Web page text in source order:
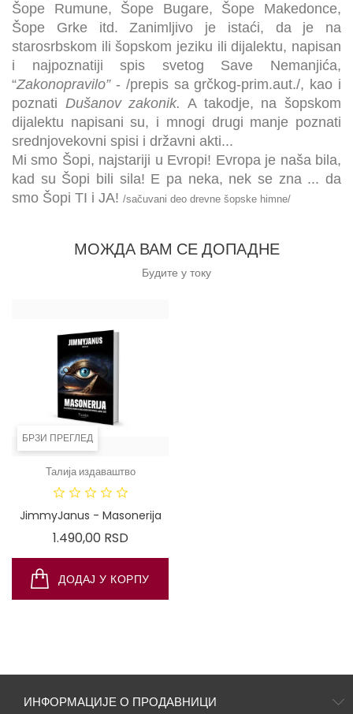
Šope Rumune, Šope Bugare, Šope Makedonce,
Šope Grke itd. Zanimljivo je istaći, da je na
starosrbskom ili šopskom jeziku ili dijalektu, napisan
i najpoznatiji spis svetog Save Nemanjića,
“Zakonopravilo”- /prepis sa grčkog-prim.aut./, kao i
poznati Dušanov zakonik. A takodje, na šopskom
dijalektu napisani su, i mnogi drugi manje poznati
srednjovekovni spisi i državni akti...
Mi smo Šopi, najstariji u Evropi! Evropa je naša bila,
kad su Šopi bili sila! E pa neka, nek se zna ... da
smo Šopi TI i JA! /sačuvani deo drevne šopske himne/
МОЖДА ВАМ СЕ ДОПАДНЕ
Будите у току
БРЗИ ПРЕГЛЕД
Талија издаваштво
JimmyJanus - Masonerija
1.490,00 RSDЦена
ДОДАЈ У КОРПУ
ИНФОРМАЦИЈЕ О ПРОДАВНИЦИ